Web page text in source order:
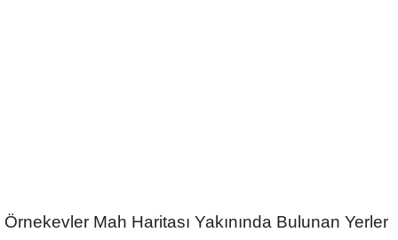
Örnekevler Mah Haritası Yakınında Bulunan Yerler